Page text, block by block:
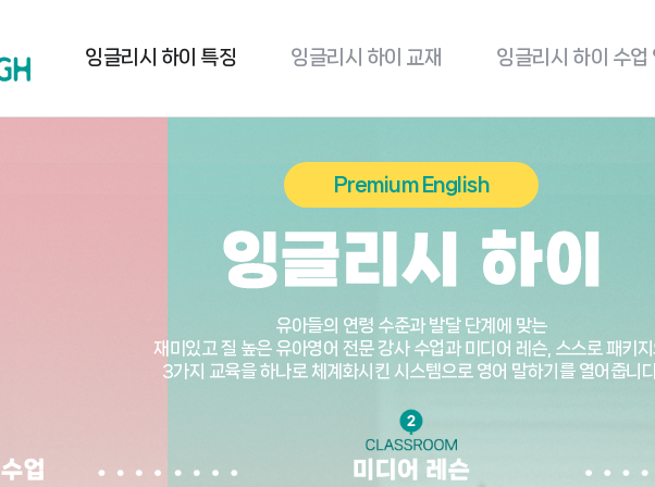
잉글리시 하이 특징 잉글리시 하이 교재 잉글리시 하이 수업
Premium English
유아들의 연령 수준과 발달 단계에 맞는
재미있고 질 높은 유아영어 전문 강사 수업과 미디어 레슨, 스스로 패키
3가지 교육을 하나로 체계화시킨 시스템으로 영어 말하기를 열어줍니